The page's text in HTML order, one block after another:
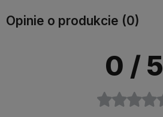
Opinie o produkcie (0)
0 / 5